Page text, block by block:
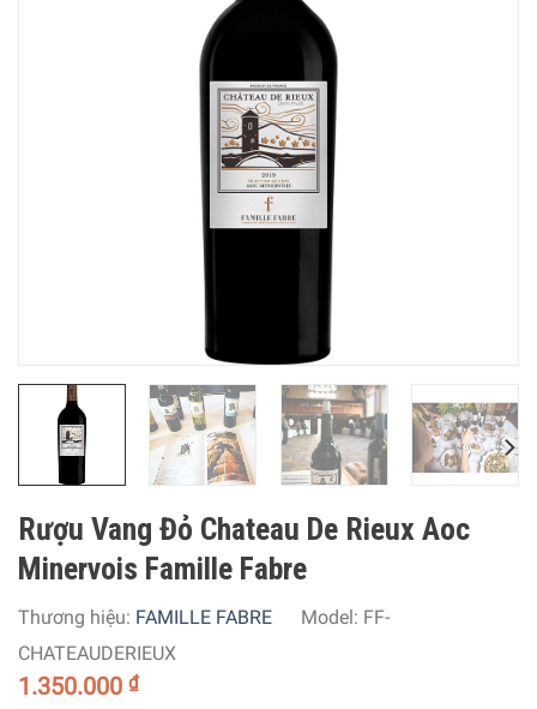
Rượu Vang Đỏ Chateau De Rieux Aoc
Minervois Famille Fabre
Thương hiệu: FAMILLE FABRE Model: FF-
CHATEAUDERIEUX
1.350.000 ₫